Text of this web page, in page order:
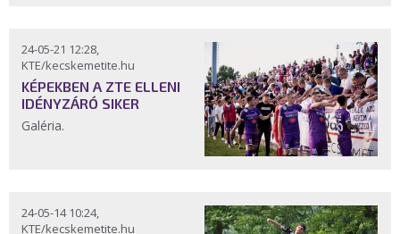
24-05-21 12:28,
KTE/kecskemetite.hu
KÉPEKBEN A ZTE ELLENI
IDÉNYZÁRÓ SIKER
Galéria.
24-05-14 10:24,
KTE/kecskemetite.hu